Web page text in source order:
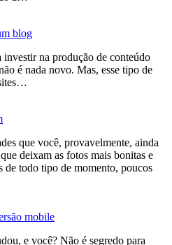
blog
na produção de conteúdo
é nada novo. Mas, esse tipo de
que você, provavelmente, ainda
deixam as fotos mais bonitas e
de todo tipo de momento, poucos
mobile
e você? Não é segredo para